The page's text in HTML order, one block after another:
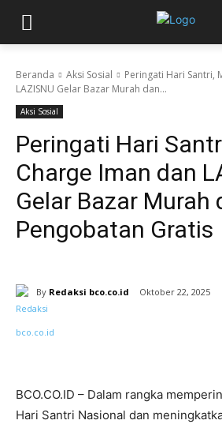
Beranda Aksi Sosial
Peringati Hari Santri,
LAZISNU Gelar Bazar Murah dan...
Aksi Sosial
Peringati Hari
Charge Iman dan
Gelar Bazar Murah
Pengobatan Gratis
By Redaksi bco.co.id Oktober 22, 2025
BCO.CO.ID – Dalam rangka
Hari Santri Nasional dan